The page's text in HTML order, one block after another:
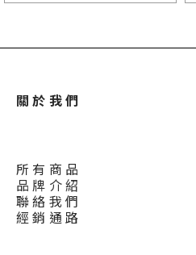
關 於 我 們
所 有 商 品
品 牌 介 紹
聯 絡 我 們
經 銷 通 路